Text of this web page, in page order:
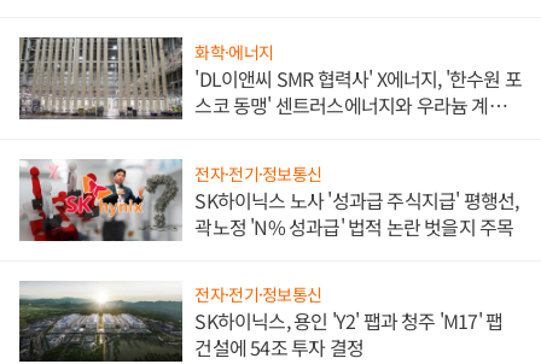
화학·에너지
'DL이앤씨 SMR 협력사' X에너지, '한수원 포
스코 동맹' 센트러스에너지와 우라늄 계약
전자·전기·정보통신
SK하이닉스 노사 '성과급 주식지급' 평행선,
곽노정 'N% 성과급' 법적 논란 벗을지 주목
전자·전기·정보통신
SK하이닉스, 용인 'Y2' 팹과 청주 'M17' 팹
건설에 54조 투자 결정